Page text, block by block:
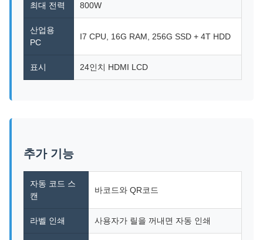
최대 전력 800W
산업용
PC
I7 CPU, 16G RAM, 256G SSD + 4T HDD
표시 24인치 HDMI LCD
추가 기능
자동 코드 스
캔
바코드와 QR코드
라벨 인쇄 사용자가 릴을 꺼내면 자동 인쇄